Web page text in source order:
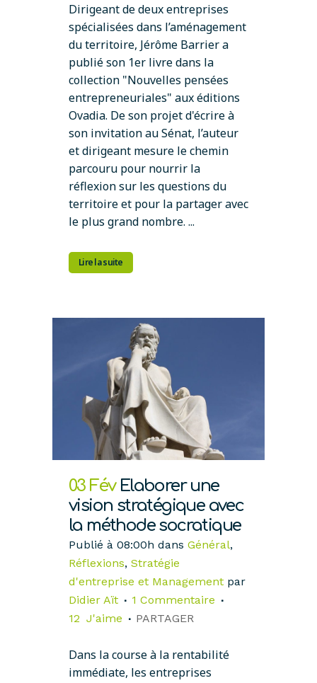
Dirigeant de deux entreprises
spécialisées dans l’aménagement
du territoire, Jérôme Barrier a
publié son 1er livre dans la
collection "Nouvelles pensées
entrepreneuriales" aux éditions
Ovadia. De son projet d'écrire à
son invitation au Sénat, l’auteur
et dirigeant mesure le chemin
parcouru pour nourrir la
réflexion sur les questions du
territoire et pour la partager avec
le plus grand nombre. ...
Lire la suite
03 Fév Elaborer une
vision stratégique avec
la méthode socratique
Publié à 08:00h dans Général,
Réflexions, Stratégie
d'entreprise et Management par
Didier Aït
1 Commentaire
12 J'aime PARTAGER
Dans la course à la rentabilité
immédiate, les entreprises